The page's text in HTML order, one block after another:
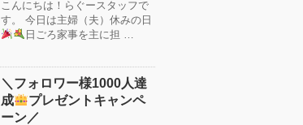
こんにちは！らぐースタッフで
す。 今日は主婦（夫）休みの日
日ごろ家事を主に担 …
＼フォロワー様1000人達
成
プレゼントキャンペ
ーン／